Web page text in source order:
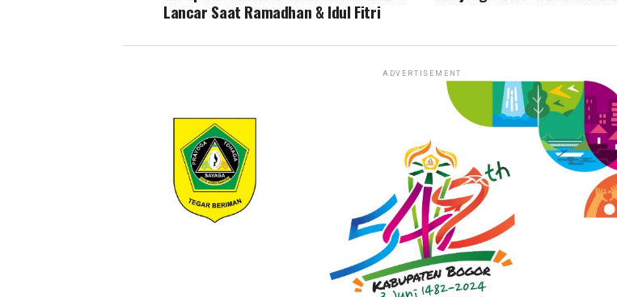
Lancar Saat Ramadhan & Idul Fitri
ADVERTISEMENT